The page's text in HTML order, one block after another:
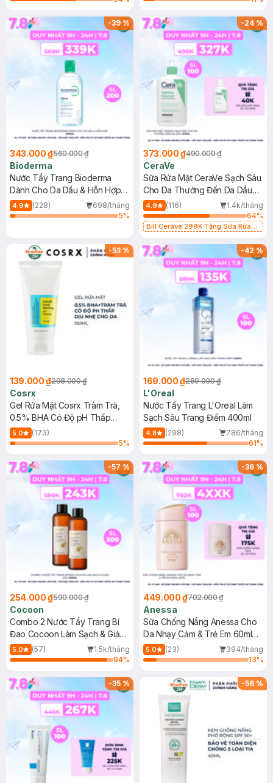
-39%
343.000 ₫560.000 ₫
Bioderma
Nước Tẩy Trang Bioderma
Dành Cho Da Dầu & Hỗn Hợp
500ml
4.9 (228)
698/tháng
5%
-24%
373.000 ₫490.000 ₫
CeraVe
Sữa Rửa Mặt CeraVe Sạch Sâu
Cho Da Thường Đến Da Dầu
473ml
4.9 (116)
1.4k/tháng
64%
Bill Cerave 299K Tặng Sữa Rửa
-53 %
139.000 ₫298.000 ₫
Cosrx
Gel Rửa Mặt Cosrx Tràm Trà,
0.5% BHA Có Độ pH Thấp
150ml
5.0
(173)
5%
-42%
169.000 ₫289.000 ₫
L'Oreal
Nước Tẩy Trang L'Oreal Làm
Sạch Sâu Trang Điểm 400ml
4.8 (298)
786/tháng
61%
-57%
254.000 ₫590.000 ₫
Cocoon
Combo 2 Nước Tẩy Trang Bí
Đao Cocoon Làm Sạch & Giảm
Dầu 500ml
5.0 (57)
1.5k/tháng
94%
-36%
449.000 ₫702.000 ₫
Anessa
Sữa Chống Nắng Anessa Cho
Da Nhạy Cảm & Trẻ Em 60ml
(Mới)
5.0 (23)
394/tháng
13%
-35% -56 %